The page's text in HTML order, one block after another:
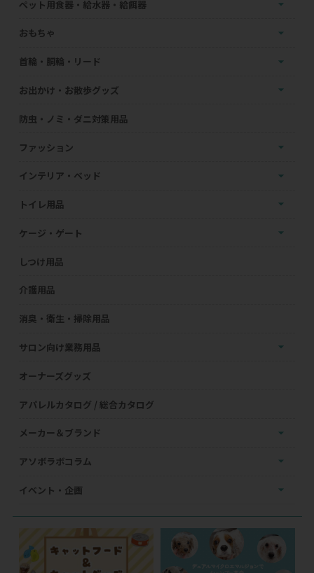
ペット用食器・給水器・給餌器
おもちゃ
首輪・胴輪・リード
お出かけ・お散歩グッズ
防虫・ノミ・ダニ対策用品
ファッション
インテリア・ベッド
トイレ用品
ケージ・ゲート
しつけ用品
介護用品
消臭・衛生・掃除用品
サロン向け業務用品
オーナーズグッズ
アパレルカタログ / 総合カタログ
メーカー＆ブランド
アソボラボコラム
イベント・企画